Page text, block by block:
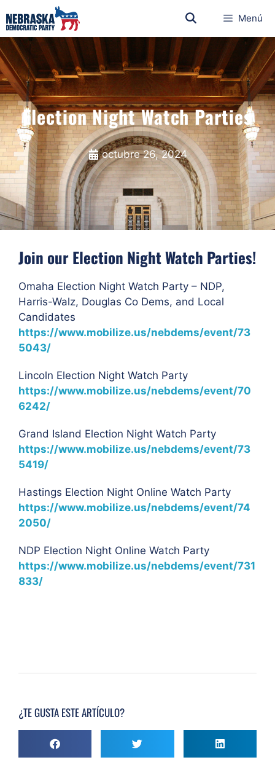
Menú
Election Night Watch Parties
octubre 26, 2024
Join our Election Night Watch Parties!
Omaha Election Night Watch Party – NDP,
Harris-Walz, Douglas Co Dems, and Local
Candidates
https://www.mobilize.us/nebdems/event/73
5043/
Lincoln Election Night Watch Party
https://www.mobilize.us/nebdems/event/70
6242/
Grand Island Election Night Watch Party
https://www.mobilize.us/nebdems/event/73
5419/
Hastings Election Night Online Watch Party
https://www.mobilize.us/nebdems/event/74
2050/
NDP Election Night Online Watch Party
https://www.mobilize.us/nebdems/event/731
833/
¿TE GUSTA ESTE ARTÍCULO?